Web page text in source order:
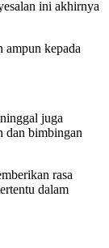
ini akhirnya
ampun kepada
juga
dan bimbingan
rasa
dalam